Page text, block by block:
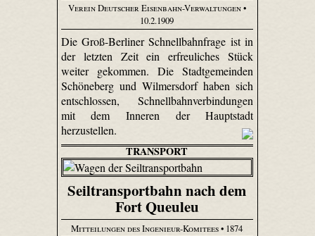
Verein Deutscher Eisenbahn-Verwaltungen•
10.2.1909
Die Groß-Berliner Schnellbahnfrage ist in
der letzten Zeit ein erfreuliches Stück
weiter gekommen. Die Stadtgemeinden
Schöneberg und Wilmersdorf haben sich
entschlossen, Schnellbahnverbindungen
mit dem Inneren der Hauptstadt
herzustellen.
TRANSPORT
Seiltransportbahn nach dem
Fort Queuleu
Mitteilungen des Ingenieur-Komitees• 1874